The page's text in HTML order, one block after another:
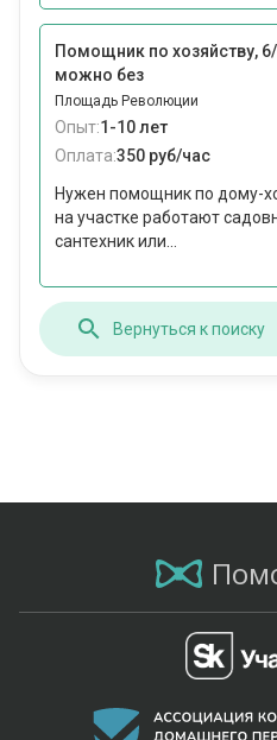
Помощник по хозяйству,
можно без
Площадь Революции
Опыт:1-10 лет
Оплата:350 руб/час
Нужен помощник по дому-
на участке работают
сантехник или...
Вернуться к поиску